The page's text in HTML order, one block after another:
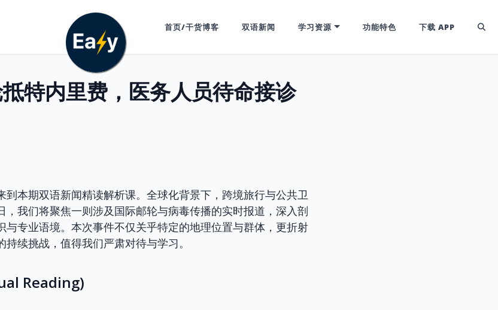
首页/干货博客 双语新闻 学习资源 功能特色 下载 APP
特内里费，医务人员待命接诊
到本期双语新闻精读解析课。全球化背景下，跨境旅行与公共卫
，我们将聚焦一则涉及国际邮轮与病毒传播的实时报道，深入剖
与专业语境。本次事件不仅关乎特定的地理位置与群体，更折射
续挑战，值得我们严肃对待与学习。
Reading)